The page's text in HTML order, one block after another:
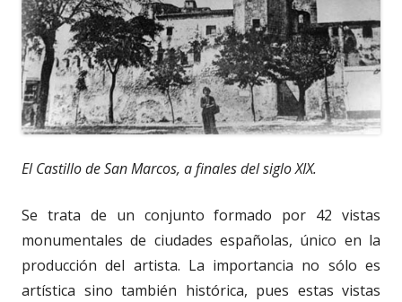
El Castillo de San Marcos, a finales del siglo XIX.
Se trata de un conjunto formado por 42 vistas
monumentales de ciudades españolas, único en la
producción del artista. La importancia no sólo es
artística sino también histórica, pues estas vistas